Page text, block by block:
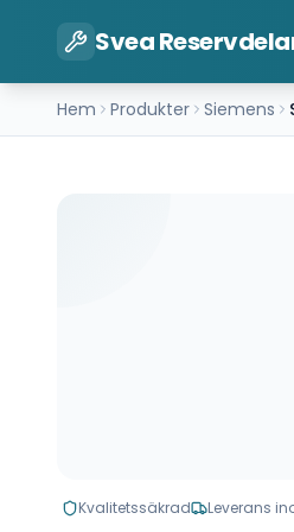
Svea
Hem Produkter Siemens
Kvalitetssäkrad Leverans